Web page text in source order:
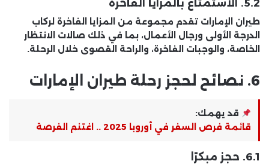
5.2. الاستمتاع بالمزايا الفاخرة
طيران الإمارات تقدم مجموعة من المزايا الفاخرة لركاب
الدرجة الأولى ورجال الأعمال، بما في ذلك صالات الانتظار
الخاصة، والوجبات الفاخرة، والراحة القصوى خلال الرحلة.
6. نصائح لحجز رحلة طيران الإمارات
قد يهمك:
قائمة فرص السفر في أوروبا 2025 .. اغتنم الفرصة
6.1. حجز مبكرًا